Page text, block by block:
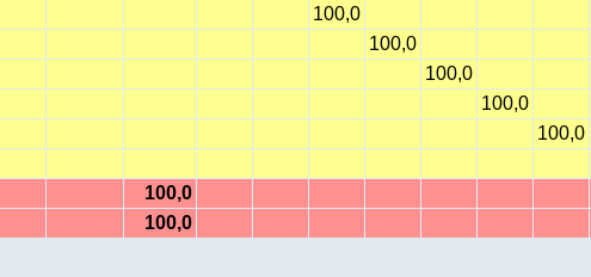
100,0
100,0
100,0
100,0
100,0
100,0
100,0